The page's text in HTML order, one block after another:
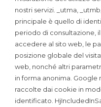
nostri servizi. _utma,
principale è quello di
periodo di consultazione,
accedere al sito web, le
posizione globale del
web, nonché altri
in forma anonima.
raccolte dai cookie in
identificato.